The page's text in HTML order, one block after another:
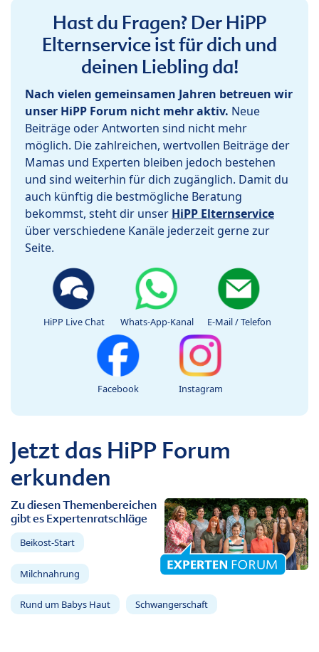
Hast du Fragen? Der HiPP
Elternservice ist für dich und
deinen Liebling da!
Nach vielen gemeinsamen Jahren betreuen wir
unser HiPP Forum nicht mehr aktiv. Neue
Beiträge oder Antworten sind nicht mehr
möglich. Die zahlreichen, wertvollen Beiträge der
Mamas und Experten bleiben jedoch bestehen
und sind weiterhin für dich zugänglich. Damit du
auch künftig die bestmögliche Beratung
bekommst, steht dir unser HiPP Elternservice
über verschiedene Kanäle jederzeit gerne zur
Seite.
HiPP Live Chat Whats-App-Kanal E-Mail / Telefon
Facebook Instagram
Jetzt das HiPP Forum
erkunden
Zu diesen Themenbereichen
gibt es Expertenratschläge
Beikost-Start
Milchnahrung
Rund um Babys Haut Schwangerschaft